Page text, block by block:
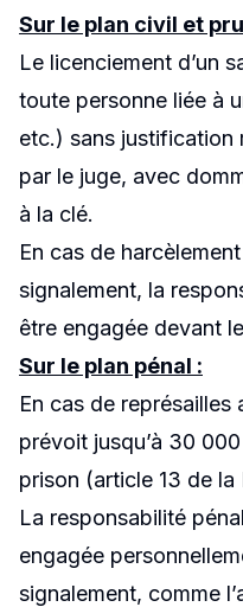
Sur le plan civil et
Le licenciement d’un
toute personne liée à
etc.) sans justification
par le juge, avec
à la clé.
En cas de
signalement, la
être engagée devant
Sur le plan pénal :
En cas de représailles
prévoit jusqu’à 30
prison (article 13 de la
La responsabilité
engagée
signalement, comme